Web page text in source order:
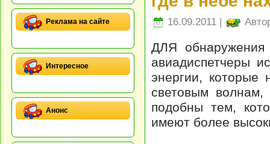
Реклама на сайте
Интересное
Анонс
16.09.2011 |
ДЛЯ обнаружения
авиадиспетчеры
энергии, которые
световым
подобны тем,
имеют более